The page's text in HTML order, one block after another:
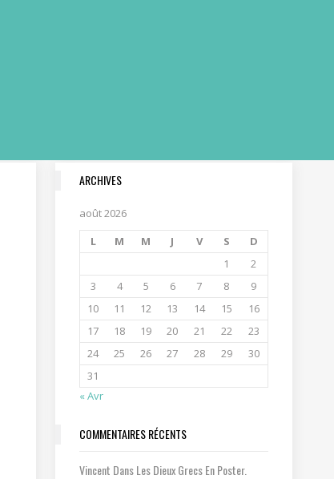
ARCHIVES
août 2026
L
M M J V S
D
1
2
3
4 5 6 7 8
9
10
11 12 13 14 15
16
17
18 19 20 21 22
23
24
25 26 27 28 29
30
31
« Avr
COMMENTAIRES RÉCENTS
Vincent DansLes Dieux Grecs En Poster.